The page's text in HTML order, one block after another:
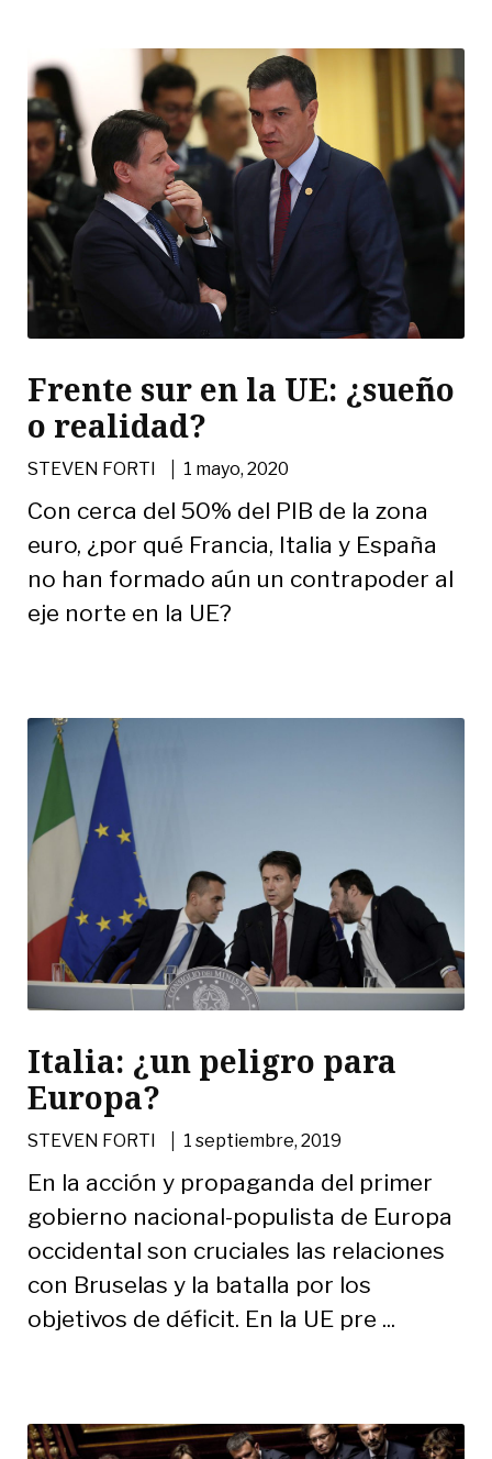
Frente sur en la UE: ¿sueño
o realidad?
STEVEN FORTI | 1 mayo, 2020
Con cerca del 50% del PIB de la zona
euro, ¿por qué Francia, Italia y España
no han formado aún un contrapoder al
eje norte en la UE?
Italia: ¿un peligro para
Europa?
STEVEN FORTI | 1 septiembre, 2019
En la acción y propaganda del primer
gobierno nacional-populista de Europa
occidental son cruciales las relaciones
con Bruselas y la batalla por los
objetivos de déficit. En la UE pre ...